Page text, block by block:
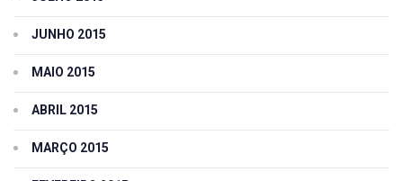
JUNHO 2015
MAIO 2015
ABRIL 2015
MARÇO 2015